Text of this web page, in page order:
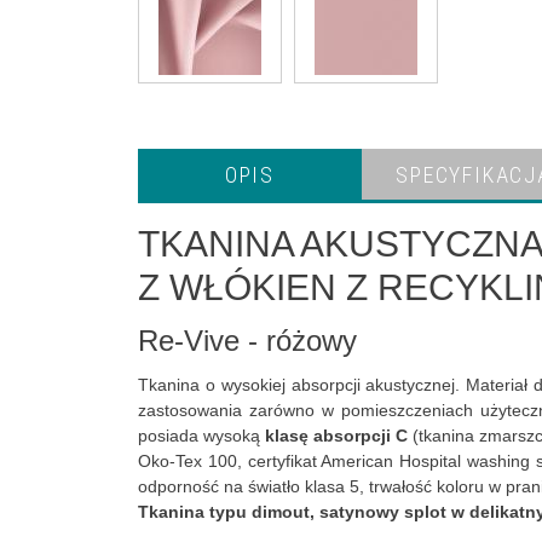
OPIS
TKANINA
Z WŁÓKIEN Z
Re-Vive - różowy
Tkanina o wysokiej absorpcji akustycznej. Materiał
zastosowania zarówno w pomieszczeniach
posiada wysoką klasę absorpcji C (tkanina
Oko-Tex 100, certyfikat American Hospital
odporność na światło klasa 5, trwałość koloru w
Tkanina typu dimout, satynowy splot w